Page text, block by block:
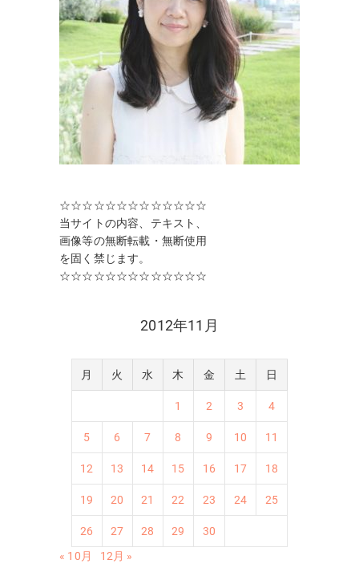
☆☆☆☆☆☆☆☆☆☆☆☆☆
当サイトの内容、テキスト、
画像等の無断転載・無断使用
を固く禁じます。
☆☆☆☆☆☆☆☆☆☆☆☆☆
2012年11月
月 火 水 木 金 土 日
1 2 3 4
5 6 7 8 9 10 11
12 13 14 15 16 17 18
19 20 21 22 23 24 25
26 27 28 29
30
« 10月
12月 »